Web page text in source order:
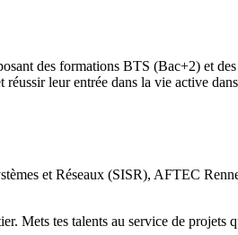
des formations BTS (Bac+2) et
leur entrée dans la vie active
et Réseaux (SISR), AFTEC
Mets tes talents au service de projets